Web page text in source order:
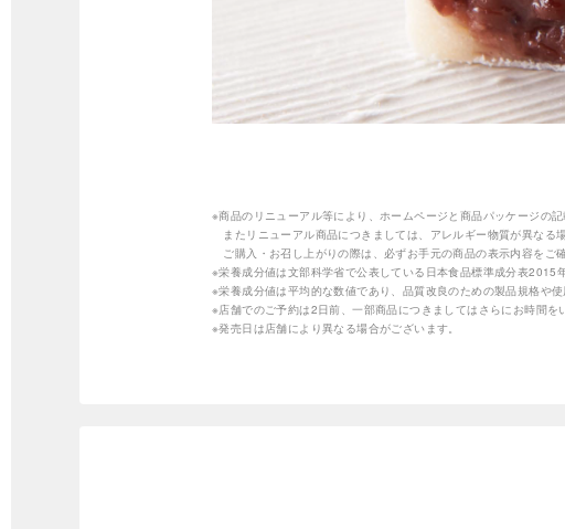
※商品のリニューアル等により、ホームページと商品パッケージの記
またリニューアル商品につきましては、アレルギー物質が異なる
ご購入・お召し上がりの際は、必ずお手元の商品の表示内容をご確
※栄養成分値は文部科学省で公表している日本食品標準成分表2015
※栄養成分値は平均的な数値であり、品質改良のための製品規格や
※店舗でのご予約は2日前、一部商品につきましてはさらにお時間を
※発売日は店舗により異なる場合がございます。